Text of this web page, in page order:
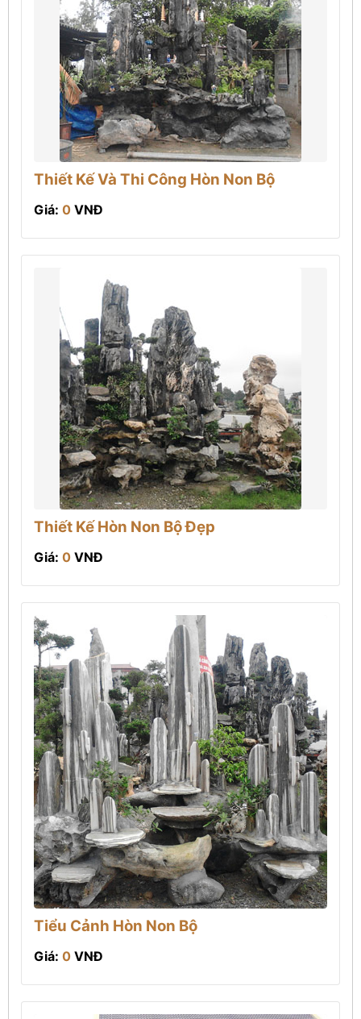
Thiết Kế Và Thi Công Hòn Non Bộ
Giá: 0 VNĐ
Thiết Kế Hòn Non Bộ Đẹp
Giá: 0 VNĐ
Tiểu Cảnh Hòn Non Bộ
Giá: 0 VNĐ